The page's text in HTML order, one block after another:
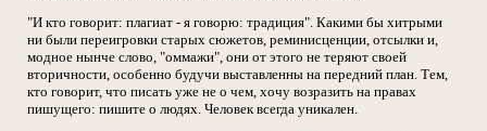
"И кто говорит: плагиат - я говорю: традиция". Какими бы хитрыми
ни были переигровки старых сюжетов, реминисценции, отсылки и,
модное нынче слово, "оммажи", они от этого не теряют своей
вторичности, особенно будучи выставленны на передний план. Тем,
кто говорит, что писать уже не о чем, хочу возразить на правах
пишущего: пишите о людях. Человек всегда уникален.